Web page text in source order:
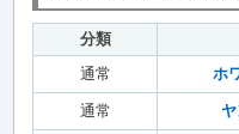
分類
通常
ホ
通常